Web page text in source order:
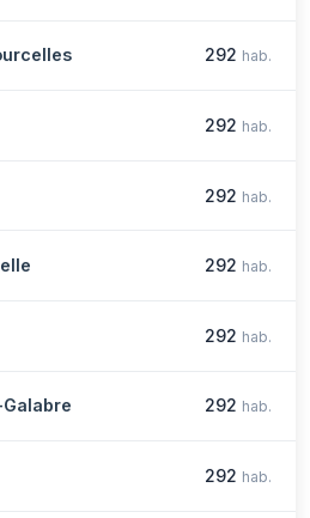
292 hab.
292 hab.
292 hab.
292 hab.
292 hab.
292 hab.
292 hab.